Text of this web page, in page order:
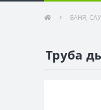
БАНЯ,
Труба